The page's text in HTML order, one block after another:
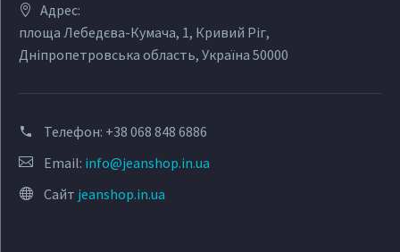
Адрес:
площа Лебедєва-Кумача, 1, Кривий Ріг,
Дніпропетровська область, Україна 50000
Телефон: +38 068 848 6886
Email: info@jeanshop.in.ua
Сайт jeanshop.in.ua